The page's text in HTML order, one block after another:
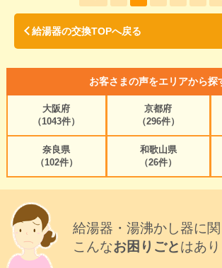
給湯器の交換TOPへ戻る
お客さまの声をエリアから探
大阪府
（1043件）
京都府
（296件）
奈良県
（102件）
和歌山県
（26件）
給湯器・湯沸かし器に
こんなお困りごとはあ